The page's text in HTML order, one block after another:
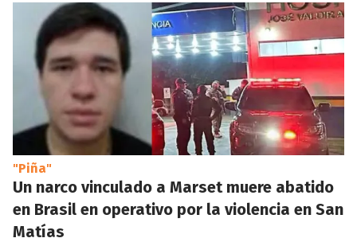
"Piña"
Un narco vinculado a Marset muere abatido
en Brasil en operativo por la violencia en San
Matías